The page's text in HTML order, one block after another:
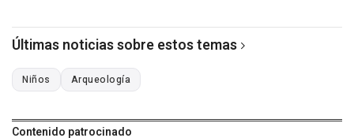
Últimas noticias sobre estos temas
Niños Arqueología
Contenido patrocinado